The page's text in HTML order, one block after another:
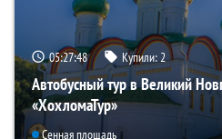
05:27:47 Купили:2
Автобусный тур в Великий
«ХохломаТур»
Сенная площадь